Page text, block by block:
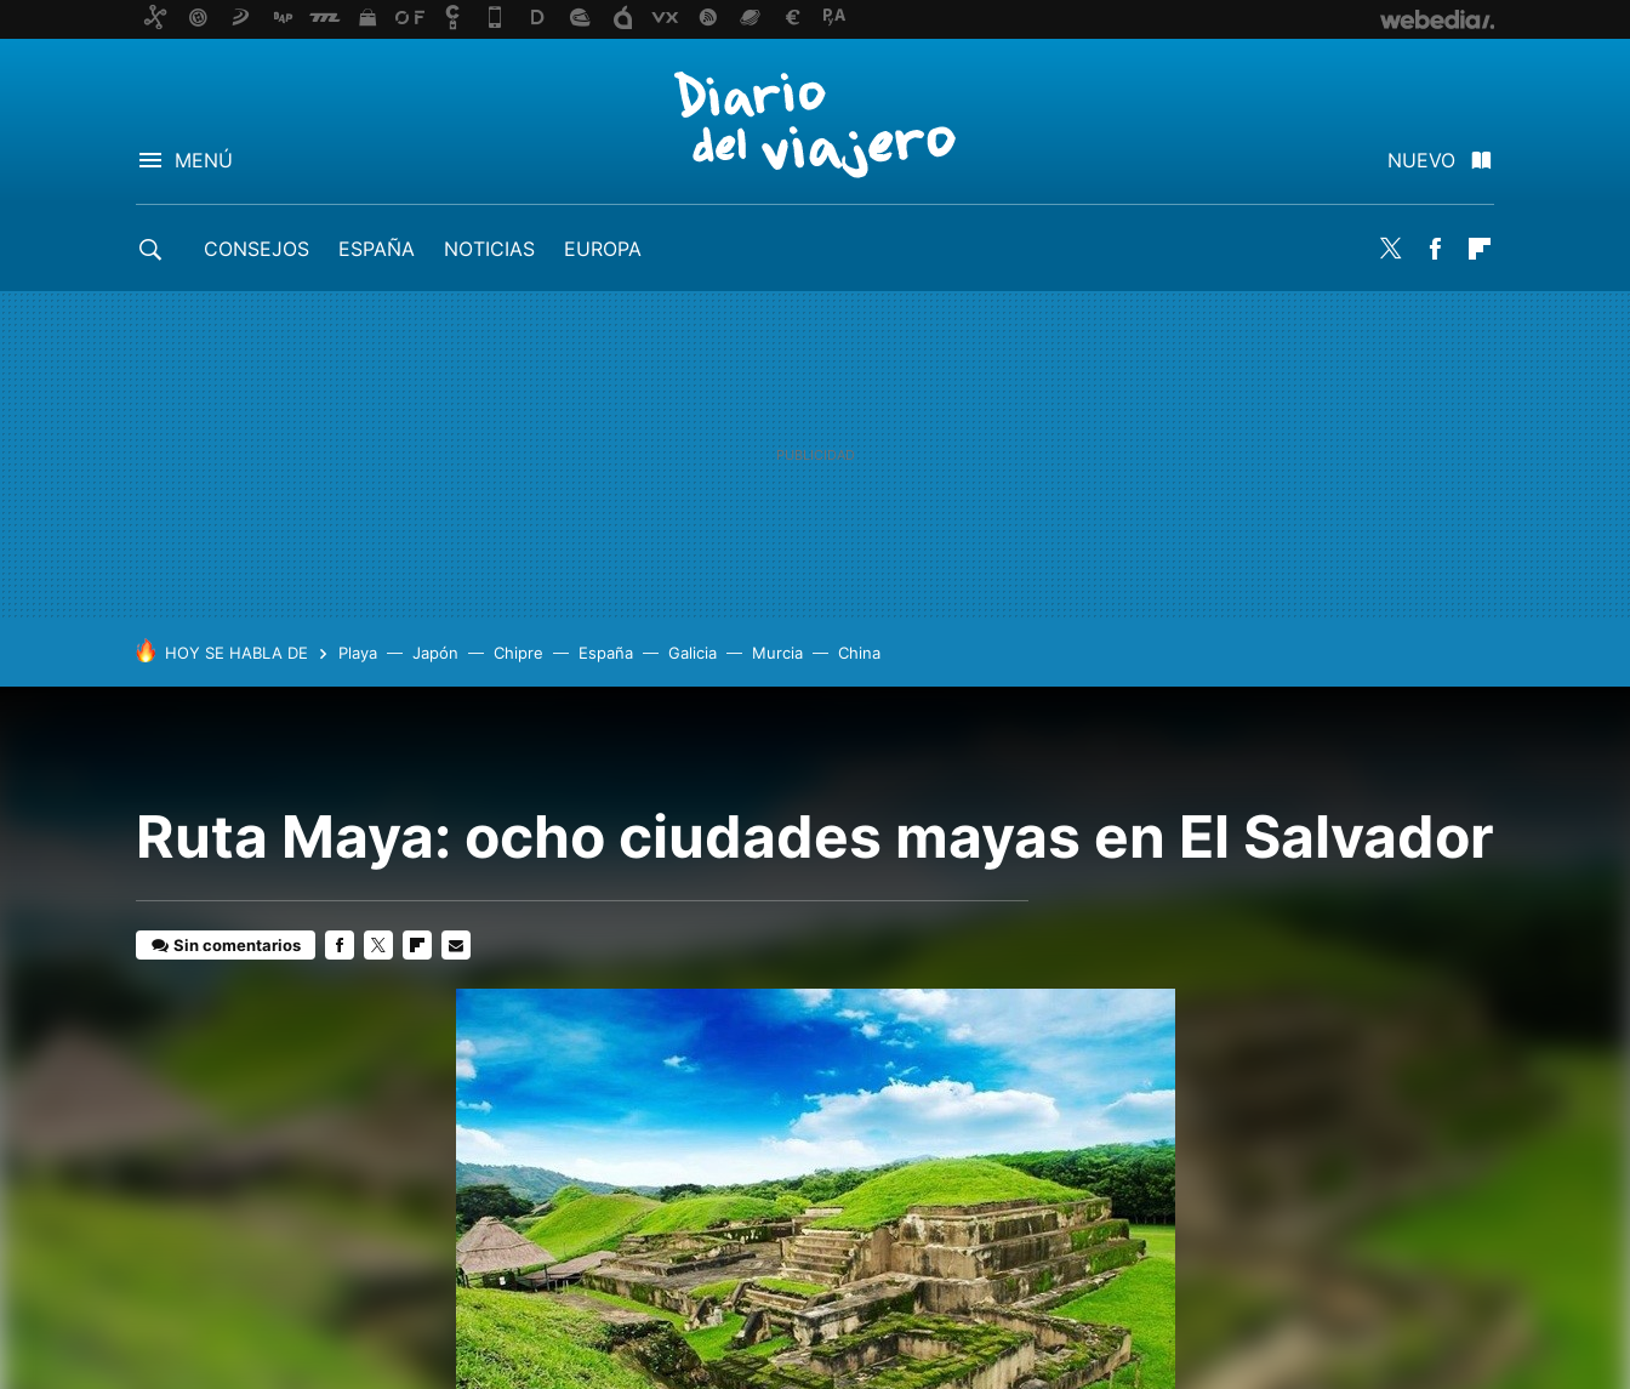
MENÚ NUEVO
CONSEJOS ESPAÑA NOTICIAS EUROPA Twitter Facebook
HOY SE HABLA DE Playa Japón Chipre España Galicia Murcia China
Ruta Maya: ocho ciudades mayas en El Salvador
Sin comentarios
MAIL